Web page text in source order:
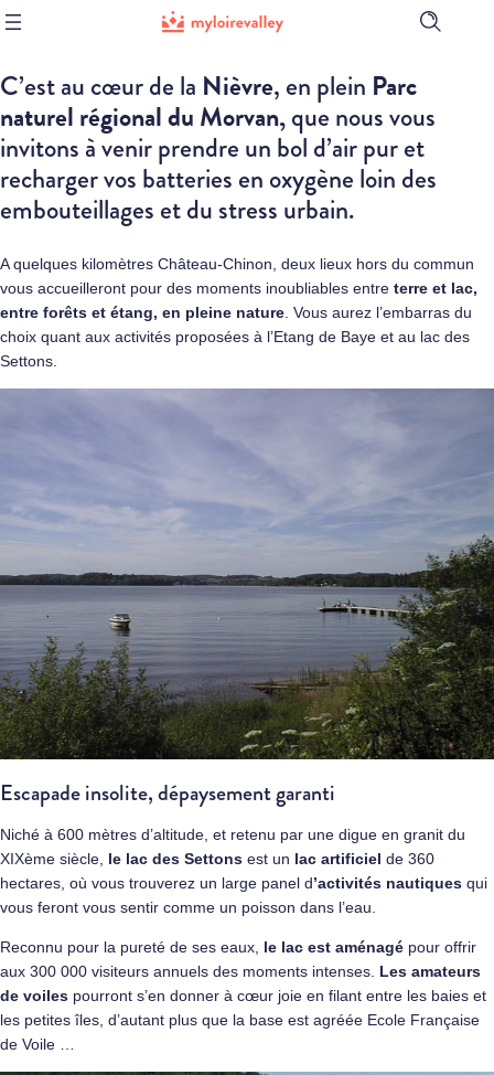
Ouvrir
C’est au cœur de la Nièvre, en plein Parc
naturel régional du Morvan,que nous vous
invitons à venir prendre un bol d’air pur et
recharger vos batteries en oxygène loin des
embouteillages et du stress urbain.
A quelques kilomètres Château-Chinon , deux lieux hors du commun
vous accueilleront pour des moments inoubliables entre terre et lac,
entre forêts et étang, en pleine nature . Vous aurez l’embarras du
choix quant aux activités proposées à l’Etang de Baye et au lac des
Settons.
Escapade insolite, dépaysement garanti
Niché à 600 mètres d’altitude, et retenu par une digue en granit du
XIXème siècle, le lac des Settons est un lac artificiel de 360
hectares, où vous trouverez un large panel d’activités nautiques qui
vous feront vous sentir comme un poisson dans l’eau.
Reconnu pour la pureté de ses eaux, le lac est aménagé pour offrir
aux 300 000 visiteurs annuels des moments intenses. Les amateurs
de voiles pourront s’en donner à cœur joie en filant entre les baies et
les petites îles, d’autant plus que la base est agréée Ecole Française
de Voile …